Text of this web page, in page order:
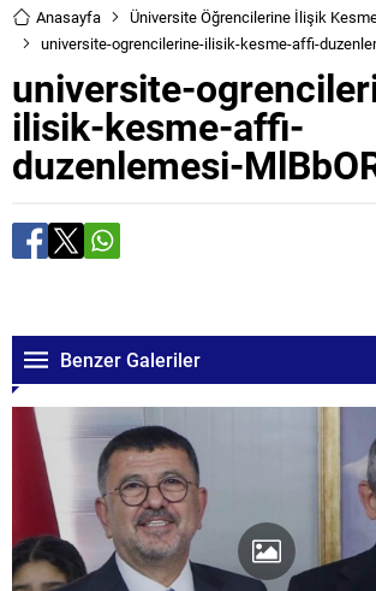
Anasayfa
Üniversite Öğrencilerine İlişik
universite-ogrencilerine-ilisik-kesme-affi-
universite-
ilisik-kesme-affi-
duzenlemesi-
Benzer Galeriler